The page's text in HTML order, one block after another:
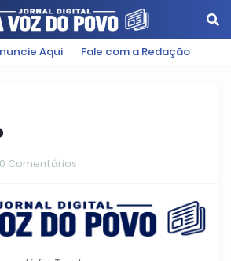
Aqui Fale com a Redação
0 Comentários